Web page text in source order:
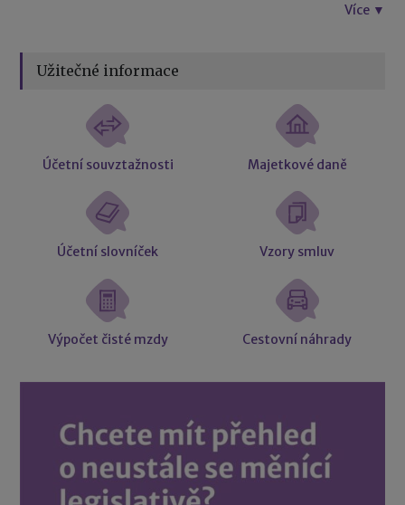
Více ▼
Užitečné informace
Účetní souvztažnosti Majetkové daně
Účetní slovníček Vzory smluv
Výpočet čisté mzdy Cestovní náhrady